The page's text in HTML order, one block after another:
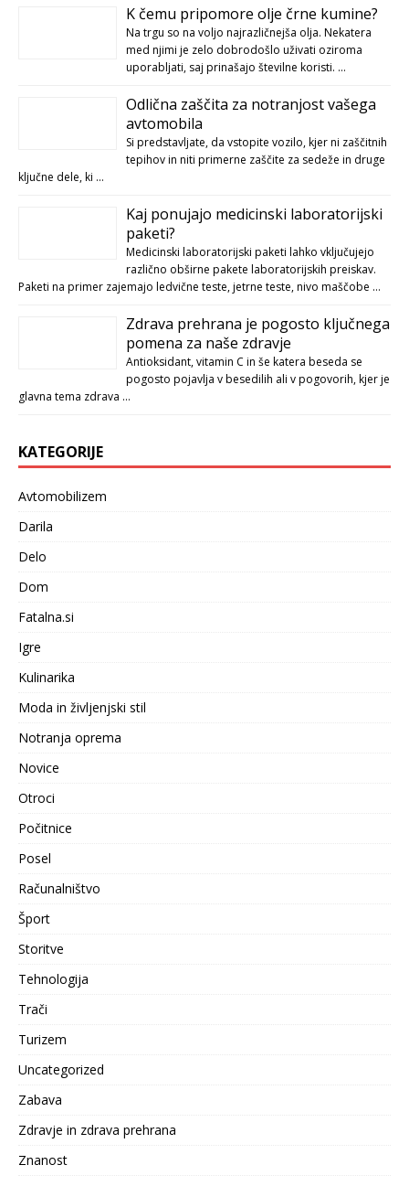
K čemu pripomore olje črne kumine?
Na trgu so na voljo najrazličnejša olja. Nekatera
med njimi je zelo dobrodošlo uživati oziroma
uporabljati, saj prinašajo številne koristi. …
Odlična zaščita za notranjost vašega
avtomobila
Si predstavljate, da vstopite vozilo, kjer ni zaščitnih
tepihov in niti primerne zaščite za sedeže in druge
ključne dele, ki …
Kaj ponujajo medicinski laboratorijski
paketi?
Medicinski laboratorijski paketi lahko vključujejo
različno obširne pakete laboratorijskih preiskav.
Paketi na primer zajemajo ledvične teste, jetrne teste, nivo maščobe …
Zdrava prehrana je pogosto ključnega
pomena za naše zdravje
Antioksidant, vitamin C in še katera beseda se
pogosto pojavlja v besedilih ali v pogovorih, kjer je
glavna tema zdrava …
KATEGORIJE
Avtomobilizem
Darila
Delo
Dom
Fatalna.si
Igre
Kulinarika
Moda in življenjski stil
Notranja oprema
Novice
Otroci
Počitnice
Posel
Računalništvo
Šport
Storitve
Tehnologija
Trači
Turizem
Uncategorized
Zabava
Zdravje in zdrava prehrana
Znanost